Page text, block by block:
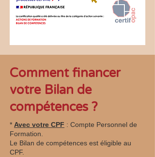
Comment financer
votre Bilan de
compétences ?
* Avec votre CPF : Compte Personnel de
Formation.
Le Bilan de compétences est éligible au
CPF.